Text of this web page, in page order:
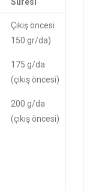
Çıkış öncesi
150 gr/da)
175 g/da
(çıkış öncesi)
200 g/da
(çıkış öncesi)